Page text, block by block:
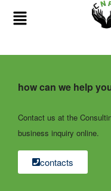
how can we help
Contact us at the
business inquiry online.
contacts